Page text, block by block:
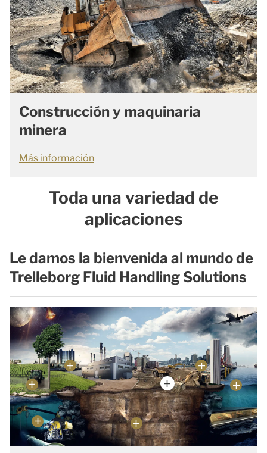
Construcción y maquinaria
minera
Más información
Toda una variedad de
aplicaciones
Le damos la bienvenida al mundo de
Trelleborg Fluid Handling Solutions